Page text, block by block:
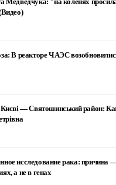
В реакторе ЧАЭС
Києві — Святошинський район:
исследование рака: причина
а не в генах